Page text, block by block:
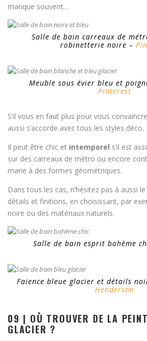
manque souvent…
Salle de bain carreaux de
robinetterie noire –
Meuble sous évier bleu et
Pinterest
S’il vous en faut plus pour vous
aussi s’accorde avec tous les styles déco.
Il peut être chic et intemporel s’il est
sur des carreaux de métro ou encore
marie à des formes géométriques.
Dans tous les cas, n’hésitez pas à aussi
détails et finitions, en choisissant, par
noire ou des matériaux naturels.
Salle de bain esprit bohème
Faïence bleue glacier et détails
Henderson
09 | OÙ TROUVER DE LA
GLACIER ?